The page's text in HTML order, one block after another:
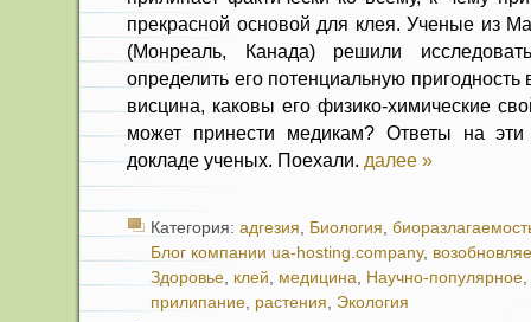
прекрасной основой для клея. Ученые из
(Монреаль, Канада) решили
определить его потенциальную
висцина, каковы его физико-химические
может принести медикам? Ответы на
докладе ученых. Поехали. далее »
Категория: адгезия, Биология,
Блог компании ua-hosting.company,
Здоровье, клей, медицина, Научно-популярное,
прилипание, растения, Экология